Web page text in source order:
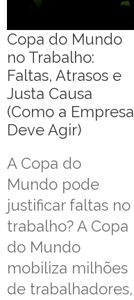
Copa do Mundo
no Trabalho:
Faltas, Atrasos e
Justa Causa
(Como a Empresa
Deve Agir)
A Copa do
Mundo pode
justificar faltas no
trabalho? A Copa
do Mundo
mobiliza milhões
de trabalhadores,